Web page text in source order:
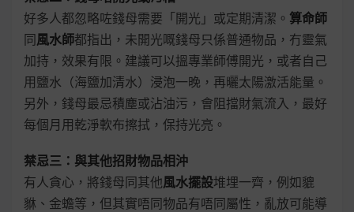
好多人都忽略咗錢母需要「開光」或定期清潔。 算命師
同風水師都指出，未開光嘅錢母只係普通物品，冇靈氣
加持，效果有限。建議可以搵專業師傅開光，或者自己
用鹽水（海鹽加清水）浸泡一晚，再曬太陽激活能量。
另外，錢母最忌積塵或沾油污，會阻擋財氣流入，最好
每個月用乾淨軟布擦拭，保持光亮。
禁忌三：與其他招財物品相沖
有人貪心，將錢母同其他風水擺設堆埋一齊，例如貔
貅、金蟾等，但其實唔同物品有唔同屬性，亂放可能導